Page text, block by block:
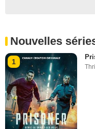
Nouvelles
1